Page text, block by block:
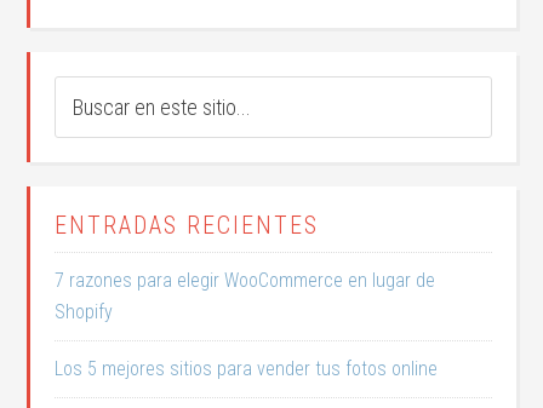
ENTRADAS RECIENTES
7 razones para elegir WooCommerce en lugar de
Shopify
Los 5 mejores sitios para vender tus fotos online